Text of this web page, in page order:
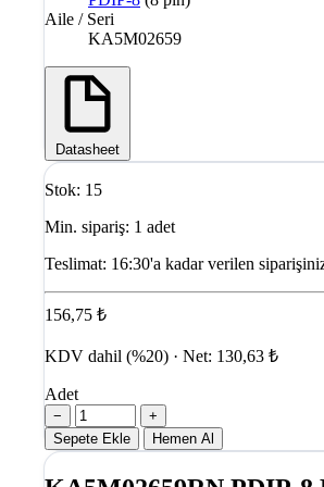
Aile / Seri
KA5M02659
Datasheet
Stok: 15
Min. sipariş: 1 adet
Teslimat: 16:30'a kadar verilen
156,75 ₺
KDV dahil (%20) · Net: 130,63 ₺
Adet
−
+
Sepete Ekle
Hemen Al